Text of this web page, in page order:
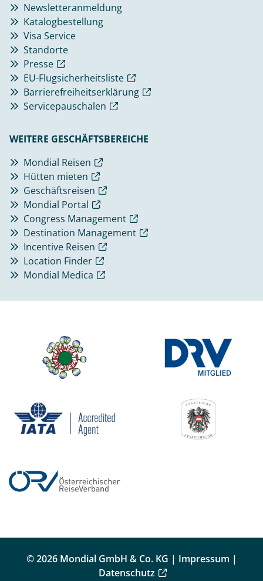
Newsletteranmeldung
Katalogbestellung
Visa Service
Standorte
Presse
EU-Flugsicherheitsliste
Barrierefreiheitserklärung
Servicepauschalen
WEITERE GESCHÄFTSBEREICHE
Mondial Reisen
Hütten mieten
Geschäftsreisen
Mondial Portal
Congress Management
Destination Management
Incentive Reisen
Location Finder
Mondial Medica
© 2026 Mondial GmbH & Co. KG | Impressum |
Datenschutz